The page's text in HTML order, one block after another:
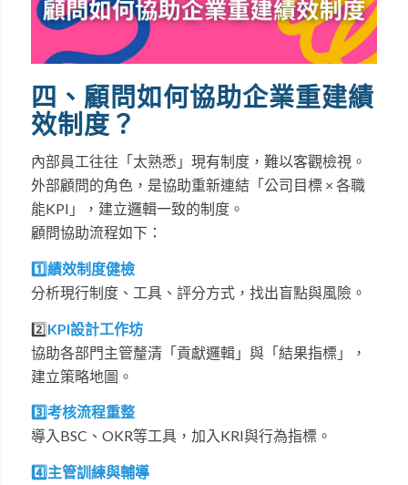
四、顧問如何協助企業重建績
效制度？
內部員工往往「太熟悉」現有制度，難以客觀檢視。
外部顧問的角色，是協助重新連結「公司目標 × 各職
能KPI」，建立邏輯一致的制度。
顧問協助流程如下：
1️⃣績效制度健檢
分析現行制度、工具、評分方式，找出盲點與風險。
2️⃣KPI設計工作坊
協助各部門主管釐清「貢獻邏輯」與「結果指標」，
建立策略地圖。
3️⃣考核流程重整
導入BSC、OKR等工具，加入KRI與行為指標。
4️⃣主管訓練與輔導